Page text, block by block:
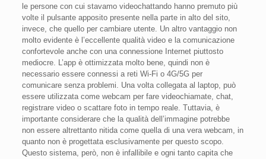
le persone con cui stavamo videochattando hanno premuto più
volte il pulsante apposito presente nella parte in alto del sito,
invece, che quello per cambiare utente. Un altro vantaggio non
molto evidente è l’eccellente qualità video e la comunicazione
confortevole anche con una connessione Internet piuttosto
mediocre. L’app è ottimizzata molto bene, quindi non è
necessario essere connessi a reti Wi-Fi o 4G/5G per
comunicare senza problemi. Una volta collegata al laptop, può
essere utilizzata come webcam per fare videochiamate, chat,
registrare video o scattare foto in tempo reale. Tuttavia, è
importante considerare che la qualità dell’immagine potrebbe
non essere altrettanto nitida come quella di una vera webcam, in
quanto non è progettata esclusivamente per questo scopo.
Questo sistema, però, non è infallibile e ogni tanto capita che